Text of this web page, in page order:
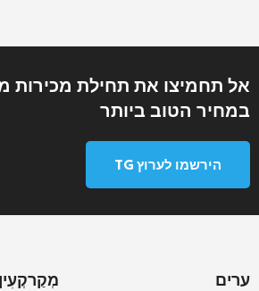
אל תחמיצו את תחילת מכירות
במחיר הטוב ביותר
הירשמו לערוץ TG
ערים מְקַרקְעִין